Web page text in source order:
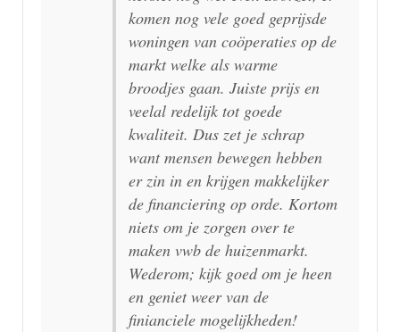
komen nog vele goed geprijsde
woningen van coöperaties op de
markt welke als warme
broodjes gaan. Juiste prijs en
veelal redelijk tot goede
kwaliteit. Dus zet je schrap
want mensen bewegen hebben
er zin in en krijgen makkelijker
de financiering op orde. Kortom
niets om je zorgen over te
maken vwb de huizenmarkt.
Wederom; kijk goed om je heen
en geniet weer van de
finianciele mogelijkheden!